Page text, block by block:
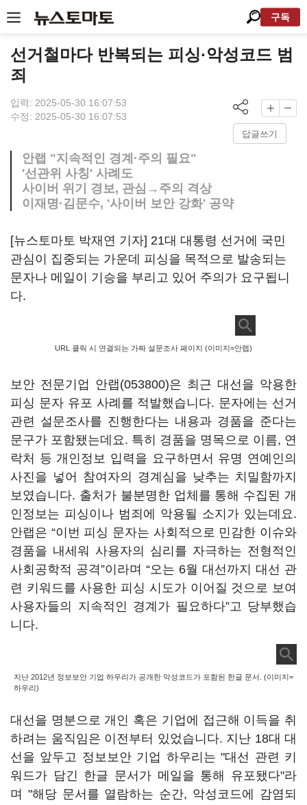
구독
선거철마다 반복되는 피싱·악성코드 범
죄
입력: 2025-05-30 16:07:53
수정: 2025-05-30 16:07:53
답글쓰기
안랩 "지속적인 경계·주의 필요"
'선관위 사칭' 사례도
사이버 위기 경보, 관심→주의 격상
이재명·김문수, '사이버 보안 강화' 공약
[뉴스토마토 박재연 기자] 21대 대통령 선거에 국민
관심이 집중되는 가운데 피싱을 목적으로 발송되는
문자나 메일이 기승을 부리고 있어 주의가 요구됩니
다.
URL 클릭 시 연결되는 가짜 설문조사 페이지 (이미지=안랩)
보안 전문기업 안랩(053800)은 최근 대선을 악용한
피싱 문자 유포 사례를 적발했습니다. 문자에는 선거
관련 설문조사를 진행한다는 내용과 경품을 준다는
문구가 포함됐는데요. 특히 경품을 명목으로 이름, 연
락처 등 개인정보 입력을 요구하면서 유명 연예인의
사진을 넣어 참여자의 경계심을 낮추는 치밀함까지
보였습니다. 출처가 불분명한 업체를 통해 수집된 개
인정보는 피싱이나 범죄에 악용될 소지가 있는데요.
안랩은 “이번 피싱 문자는 사회적으로 민감한 이슈와
경품을 내세워 사용자의 심리를 자극하는 전형적인
사회공학적 공격”이라며 “오는 6월 대선까지 대선 관
련 키워드를 사용한 피싱 시도가 이어질 것으로 보여
사용자들의 지속적인 경계가 필요하다”고 당부했습
니다.
지난 2012년 정보보안 기업 하우리가 공개한 악성코드가 포함된 한글 문서. (이미지=
하우리)
대선을 명분으로 개인 혹은 기업에 접근해 이득을 취
하려는 움직임은 이전부터 있었습니다. 지난 18대 대
선을 앞두고 정보보안 기업 하우리는 "대선 관련 키
워드가 담긴 한글 문서가 메일을 통해 유포됐다"라
며 "해당 문서를 열람하는 순간, 악성코드에 감염되